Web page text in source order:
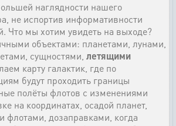
наглядности нашего
не испортив информативности
Что мы хотим увидеть на выходе?
объектами: планетами, лунами,
сущностями, летящими
карту галактик, где по
будут проходить границы
полёты флотов с изменениями
на координатах, осадой планет,
флотами, дозаправками, когда